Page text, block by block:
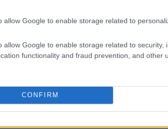
allow Google to enable storage related to
allow Google to enable storage related to security,
functionality and fraud prevention, and other
CONFIRM
differenza
per il cambiamento. Ci
della Terra: puoi unirti a eventi
adottare pratiche
e, quando unite, possono portare
ci ricorda che insieme possiamo